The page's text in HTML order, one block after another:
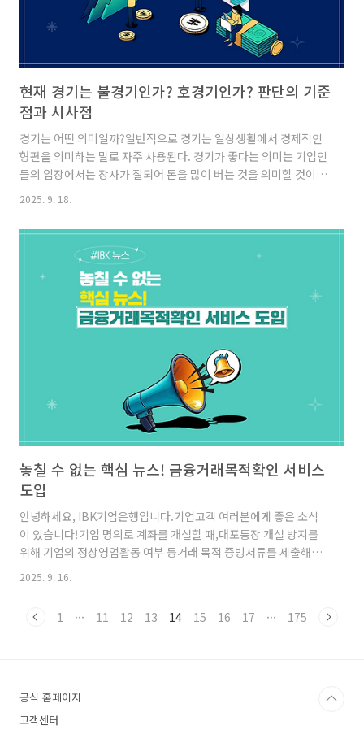
현재 경기는 불경기인가? 호경기인가? 판단의 기준
점과 시사점
경기는 어떤 의미일까?일반적으로 경기는 일상생활에서 경제적인
형편을 의미하는 말로 자주 사용된다. 경기가 좋다는 의미는 기업인
들의 입장에서는 장사가 잘되어 돈을 많이 버는 것을 의미할 것이고
개인들은 임금이 인상되고 주식, 부동산의 가격이 올라 살림 형편이
의 경제활동이 과거 평균 이상으로 활발한 경우를 이른바 호경기라
고 할 것이고 반대로 경기가 나쁜 경우는 불경기라고 할 것이다. 경
기는 일정한 수준을 지속적으로 유지해 왔는가?수년동안 경기상황
은 변하지 않고 계속해서 동일한 수준을 유지될까? 결론부터 말하
자면 그렇지 않다. 그동안 경기를 보면 확장 – 후퇴 – 수축 – 회복 국
면을 계속해서 반복하면서 위아래로 움직여 왔다.이처럼 경기가 ..
2025. 9. 18.
놓칠 수 없는 핵심 뉴스! 금융거래목적확인 서비스
도입
안녕하세요, IBK기업은행입니다.기업고객 여러분에게 좋은 소식
이 있습니다!기업 명의로 계좌를 개설할 때,대포통장 개설 방지를
위해 기업의 정상영업활동 여부 등거래 목적 증빙서류를 제출해야
했는데요 이제는 금융결제원의 데이터를 기반으로기업의 정상영업
과 함께데이터 기반 금융거래목적확인 서비스를 도입했습니다.기
한 매출채권 결제 이력 등데이터를 활용해 자동 검증이 가능해지면
서,검증된 기업은 별도의 서..
2025. 9. 16.
1 ··· 11 12 13 14 15 16 17 ··· 175
공식 홈페이지
고객센터